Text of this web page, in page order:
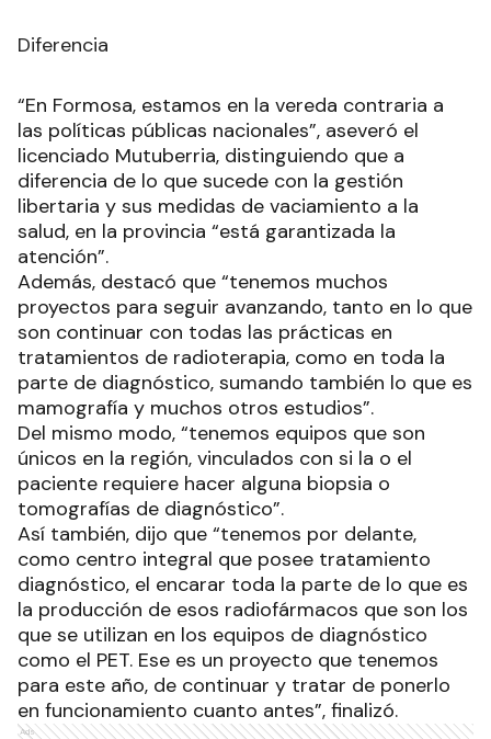
Diferencia
“En Formosa, estamos en la vereda contraria a
las políticas públicas nacionales”, aseveró el
licenciado Mutuberria, distinguiendo que a
diferencia de lo que sucede con la gestión
libertaria y sus medidas de vaciamiento a la
salud, en la provincia “está garantizada la
atención”.
Además, destacó que “tenemos muchos
proyectos para seguir avanzando, tanto en lo que
son continuar con todas las prácticas en
tratamientos de radioterapia, como en toda la
parte de diagnóstico, sumando también lo que es
mamografía y muchos otros estudios”.
Del mismo modo, “tenemos equipos que son
únicos en la región, vinculados con si la o el
paciente requiere hacer alguna biopsia o
tomografías de diagnóstico”.
Así también, dijo que “tenemos por delante,
como centro integral que posee tratamiento
diagnóstico, el encarar toda la parte de lo que es
la producción de esos radiofármacos que son los
que se utilizan en los equipos de diagnóstico
como el PET. Ese es un proyecto que tenemos
para este año, de continuar y tratar de ponerlo
en funcionamiento cuanto antes”, finalizó.
Ads